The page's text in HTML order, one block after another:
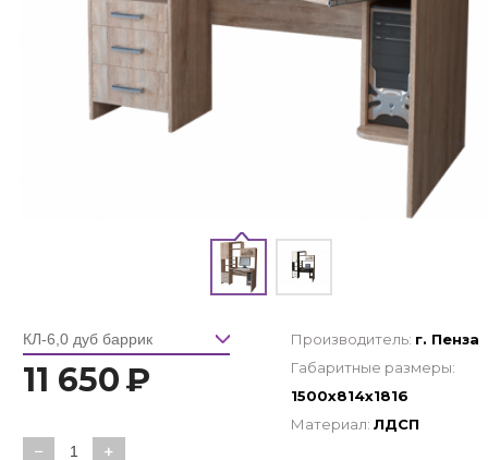
11 650₽
− +
Производитель: г. Пенза
Габаритные размеры:
1500х814х1816
Материал: ЛДСП